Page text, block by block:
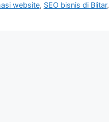
website, SEO bisnis di Blitar,